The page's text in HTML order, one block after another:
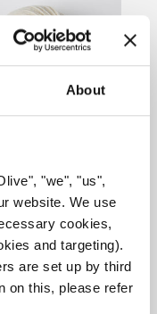
About
"we", "us",
website. We use
cookies,
and targeting).
are set up by third
on this, please refer
MERINO - CLOUD
SALE PRICE
€8,30